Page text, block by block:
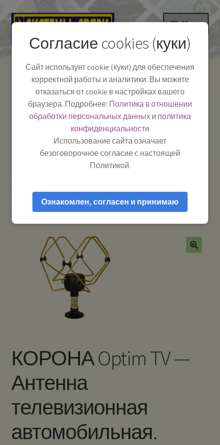
Перейти
навигации
Перейти
содержимому
Меню
Как пользоваться
Полезная информация
Мой аккаунт
Системы Связи:
г. Красноярск, ул.
Работаем:Пн-Пт:
10:00–18:00
-
Телефон:+7-
391-249-1040
Тел.|WA|Telegram:
+79029904090
автомобильные для радио и телевидения
КОРОНА Optim
TV — Антенна телевизионная автомобильная.
КОРОНА Optim TV —
Антенна
телевизионная
автомобильная.
Согласие cookies (куки)
Сайт использует cookie (куки) для обеспечения
корректной работы и аналитики. Вы можете
отказаться от cookie в настройках вашего
браузера. Подробнее: Политика в отношении
обработки персональных данных и политика
конфиденциальности
Использование сайта означает
безоговорочное согласие с настоящей
Политикой.
Ознакомлен, согласен и принимаю